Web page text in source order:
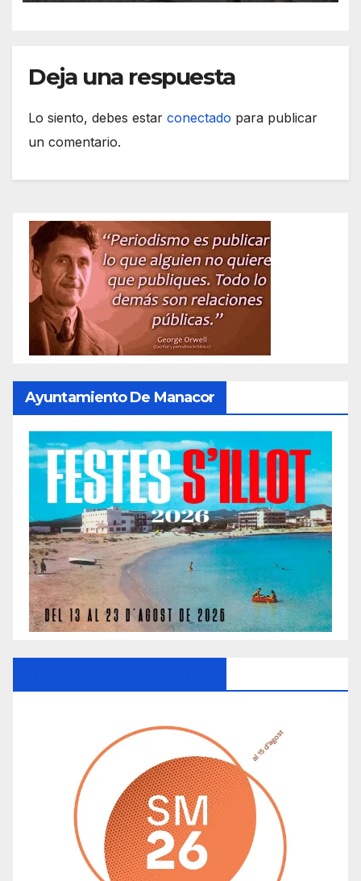
Deja una respuesta
Lo siento, debes estar conectado para publicar
un comentario.
Ayuntamiento De Manacor